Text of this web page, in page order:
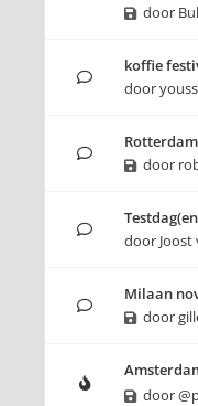
door
koffie
door
door
door Joost
Milaan
door
door